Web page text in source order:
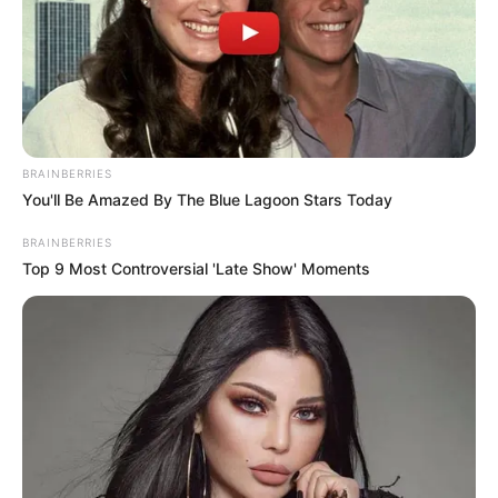
ΤΑ ΠΙΟ ΔΗΜΟΦΙΛΗ
BRAINBERRIES
You'll Be Amazed By The Blue Lagoon Stars Today
BRAINBERRIES
Top 9 Most Controversial 'Late Show' Moments